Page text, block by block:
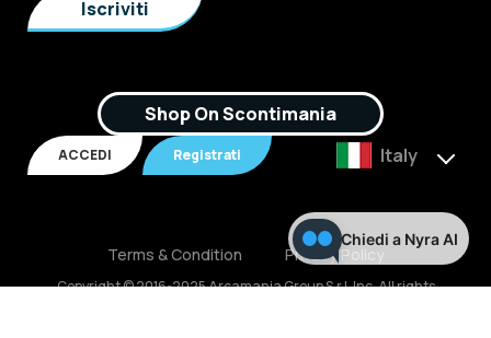
Chiedi a Nyra AI
Shop On Scontimania
ACCEDI Registrati Italy
Copyright © 2016-2025 Arcamania Group S.r.l, Inc. All rights
Terms & Condition Privacy Policy